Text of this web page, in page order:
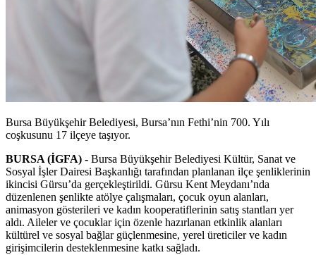
Bursa Büyükşehir Belediyesi, Bursa’nın Fethi’nin 700. Yılı
coşkusunu 17 ilçeye taşıyor.
BURSA (İGFA) - Bursa Büyükşehir Belediyesi Kültür, Sanat ve
Sosyal İşler Dairesi Başkanlığı tarafından planlanan ilçe şenliklerinin
ikincisi Gürsu’da gerçekleştirildi. Gürsu Kent Meydanı’nda
düzenlenen şenlikte atölye çalışmaları, çocuk oyun alanları,
animasyon gösterileri ve kadın kooperatiflerinin satış stantları yer
aldı. Aileler ve çocuklar için özenle hazırlanan etkinlik alanları
kültürel ve sosyal bağlar güçlenmesine, yerel üreticiler ve kadın
girişimcilerin desteklenmesine katkı sağladı.